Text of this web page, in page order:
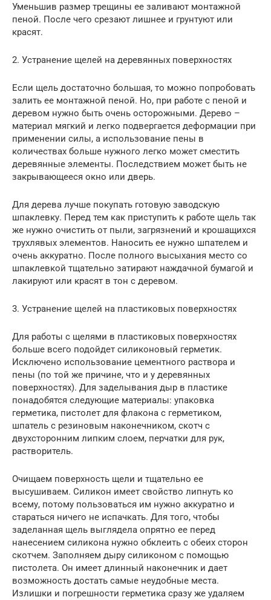
Уменьшив размер трещины ее заливают монтажной
пеной. После чего срезают лишнее и грунтуют или
красят.
2. Устранение щелей на деревянных поверхностях
Если щель достаточно большая, то можно попробовать
залить ее монтажной пеной. Но, при работе с пеной и
деревом нужно быть очень осторожными. Дерево –
материал мягкий и легко подвергается деформации при
применении силы, а использование пены в
количествах больше нужного легко может сместить
деревянные элементы. Последствием может быть не
закрывающееся окно или дверь.
Для дерева лучше покупать готовую заводскую
шпаклевку. Перед тем как приступить к работе щель так
же нужно очистить от пыли, загрязнений и крошащихся
трухлявых элементов. Наносить ее нужно шпателем и
очень аккуратно. После полного высыхания место со
шпаклевкой тщательно затирают наждачной бумагой и
лакируют или красят в тон с деревом.
3. Устранение щелей на пластиковых поверхностях
Для работы с щелями в пластиковых поверхностях
больше всего подойдет силиконовый герметик.
Исключено использование цементного раствора и
пены (по той же причине, что и у деревянных
поверхностях). Для заделывания дыр в пластике
понадобятся следующие материалы: упаковка
герметика, пистолет для флакона с герметиком,
шпатель с резиновым наконечником, скотч с
двухсторонним липким слоем, перчатки для рук,
растворитель.
Очищаем поверхность щели и тщательно ее
высушиваем. Силикон имеет свойство липнуть ко
всему, потому пользоваться им нужно аккуратно и
стараться ничего не испачкать. Для того, чтобы
заделанная щель выглядела опрятно ее перед
нанесением силикона нужно обклеить с обеих сторон
скотчем. Заполняем дыру силиконом с помощью
пистолета. Он имеет длинный наконечник и дает
возможность достать самые неудобные места.
Излишки и погрешности герметика сразу же удаляем